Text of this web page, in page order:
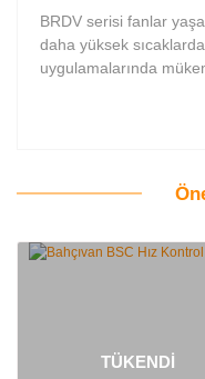
BRDV serisi fanlar
daha yüksek
uygulamalarında
TÜKENDİ